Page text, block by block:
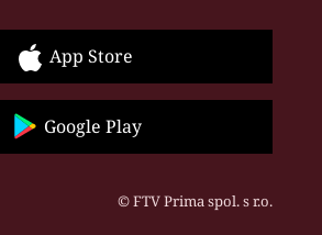
App Store
Google Play
© FTV Prima spol. s r.o.